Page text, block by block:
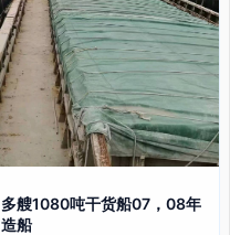
多艘1080吨干货船07，08年
造船